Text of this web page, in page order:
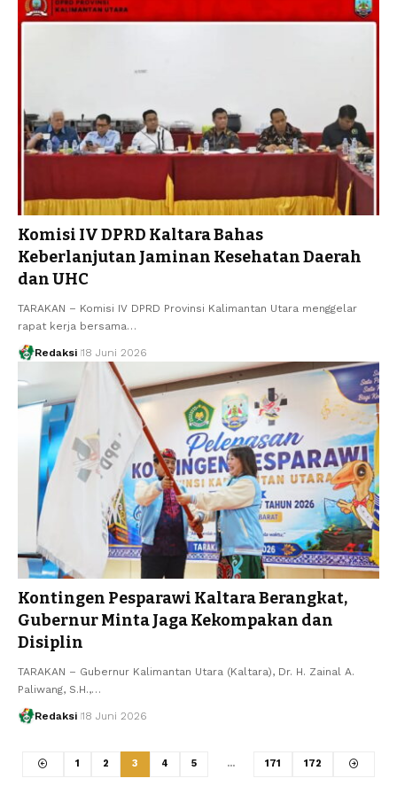
Komisi IV DPRD Kaltara Bahas
Keberlanjutan Jaminan Kesehatan Daerah
dan UHC
TARAKAN – Komisi IV DPRD Provinsi Kalimantan Utara menggelar
rapat kerja bersama…
Redaksi 18 Juni 2026
Kontingen Pesparawi Kaltara Berangkat,
Gubernur Minta Jaga Kekompakan dan
Disiplin
TARAKAN – Gubernur Kalimantan Utara (Kaltara), Dr. H. Zainal A.
Paliwang, S.H.,…
Redaksi 18 Juni 2026
1 2 3 4 5 … 171 172